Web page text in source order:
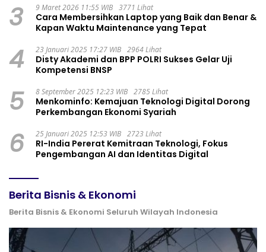
3 9 Maret 2026 11:55 WIB 3771 Lihat
Cara Membersihkan Laptop yang Baik dan Benar &
Kapan Waktu Maintenance yang Tepat
4 23 Januari 2025 17:27 WIB 2964 Lihat
Disty Akademi dan BPP POLRI Sukses Gelar Uji
Kompetensi BNSP
5 8 September 2025 12:23 WIB 2785 Lihat
Menkominfo: Kemajuan Teknologi Digital Dorong
Perkembangan Ekonomi Syariah
6 25 Januari 2025 12:53 WIB 2723 Lihat
RI-India Pererat Kemitraan Teknologi, Fokus
Pengembangan AI dan Identitas Digital
Berita Bisnis & Ekonomi
Berita Bisnis & Ekonomi Seluruh Wilayah Indonesia